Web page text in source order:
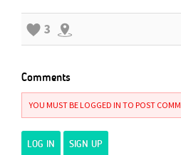
3
Comments
YOU MUST BE LOGGED IN TO POST
LOG IN SIGN UP